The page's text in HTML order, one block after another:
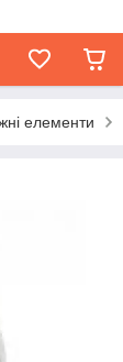
елементи